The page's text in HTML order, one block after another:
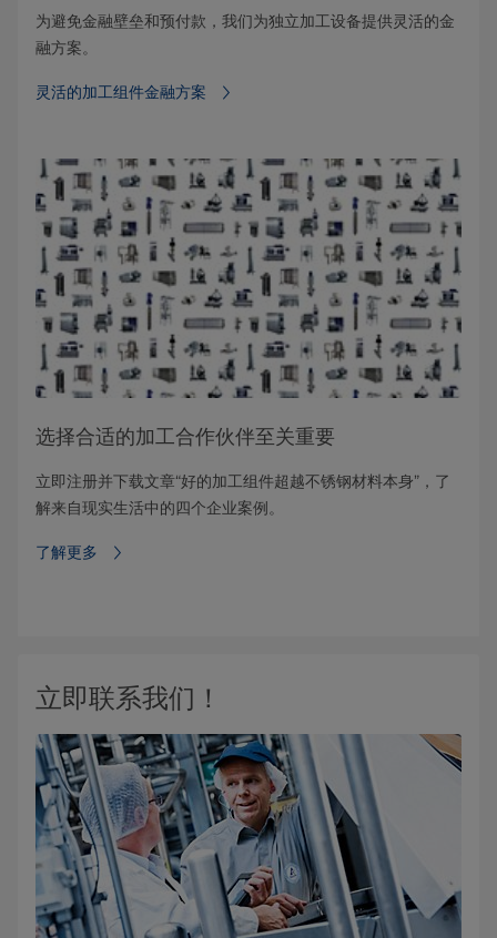
为避免金融壁垒和预付款，我们为独立加工设备提供灵活的金
融方案。
灵活的加工组件金融方案
选择合适的加工合作伙伴至关重要
立即注册并下载文章“好的加工组件超越不锈钢材料本身”，了
解来自现实生活中的四个企业案例。
了解更多
立即联系我们！